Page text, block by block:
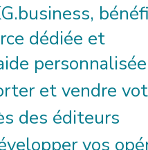
dédiée et
et vendre
des éditeurs
vos